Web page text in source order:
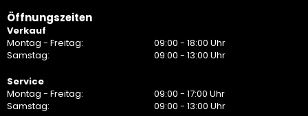
Öffnungszeiten
Verkauf
Montag - Freitag:
09:00 - 18:00 Uhr
Samstag:
09:00 - 13:00 Uhr
Service
Montag - Freitag:
09:00 - 17:00 Uhr
Samstag:
09:00 - 13:00 Uhr